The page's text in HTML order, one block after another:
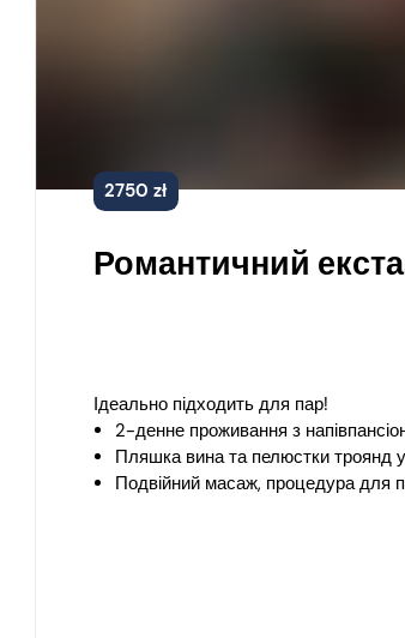
2750 zł
Романтичний
Ідеально підходить для пар!
2-денне проживання з
Пляшка вина та пелюстки троянд
Подвійний масаж, процедура для